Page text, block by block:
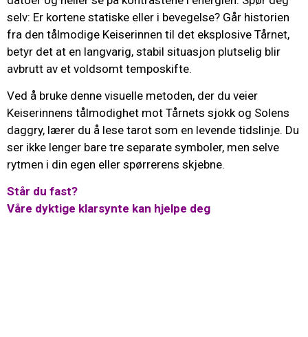
selv: Er kortene statiske eller i bevegelse? Går historien
fra den tålmodige Keiserinnen til det eksplosive Tårnet,
betyr det at en langvarig, stabil situasjon plutselig blir
avbrutt av et voldsomt temposkifte.
Ved å bruke denne visuelle metoden, der du veier
Keiserinnens tålmodighet mot Tårnets sjokk og Solens
daggry, lærer du å lese tarot som en levende tidslinje. Du
ser ikke lenger bare tre separate symboler, men selve
rytmen i din egen eller spørrerens skjebne.
Står du fast?
Våre dyktige klarsynte kan hjelpe deg